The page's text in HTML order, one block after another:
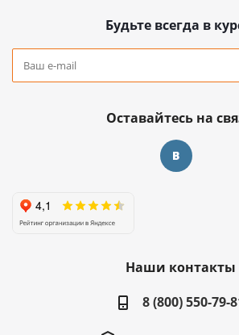
Будьте всегда в
Оставайтесь на
Наши контакты
8 (800) 550-79-